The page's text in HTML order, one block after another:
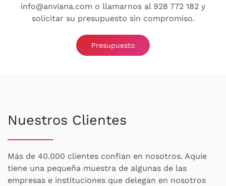
info@anviana.com o llamarnos al 928 772 182 y
solicitar su presupuesto sin compromiso.
Presupuesto
Nuestros Clientes
Más de 40.000 clientes confian en nosotros. Aquie
tiene una pequeña muestra de algunas de las
empresas e instituciones que delegan en nosotros